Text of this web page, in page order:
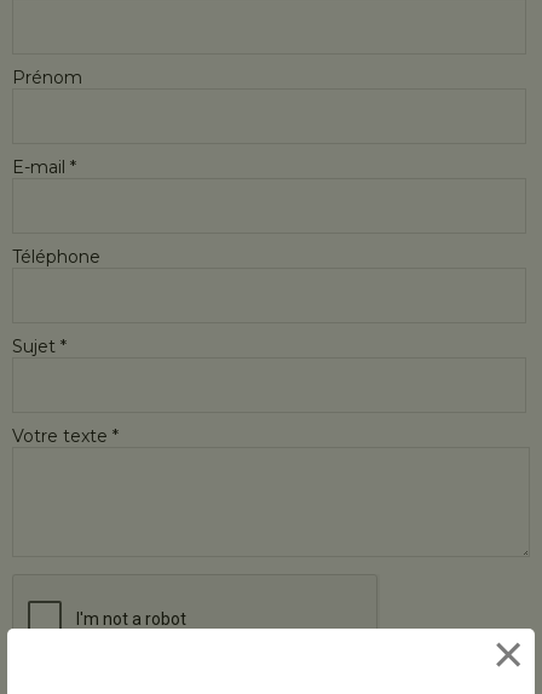
×
Prénom
E-mail *
Téléphone
Sujet *
Votre texte *